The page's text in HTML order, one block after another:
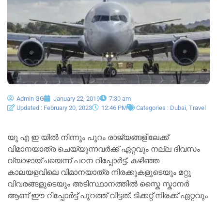
Admin GG January 22, 2019
7:30 am
Updated : February 20, 2023
12:46 PM Categories : Dubai Travel
യു എ ഇ യിൽ നിന്നും പുറം രാജ്യങ്ങളിലേക്ക്
വിമാനയാത്ര ചെയ്യുന്നവർക്ക് ഏറ്റവും നല്ല ദിവസം
വ്യാഴായ്ചയെന്ന് പഠന റിപ്പോർട്ട്. കഴിഞ്ഞ
കാലയളവിലെ വിമാനയാത്ര നിരക്കുകളുടെയും മറ്റു
വിവരങ്ങളുടെയും അടിസ്ഥാനത്തിൽ സ്കൈ സ്കാനർ
ആണ് ഈ റിപ്പോർട്ട് പുറത്ത് വിട്ടത്. ടിക്കറ്റ് നിരക്ക് ഏറ്റവും